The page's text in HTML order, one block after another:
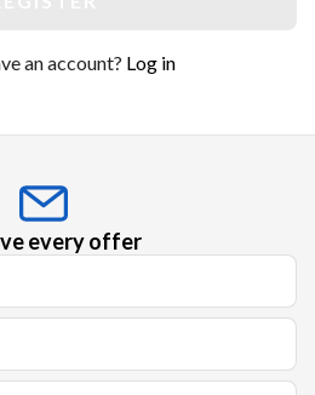
an account? Log in
every offer